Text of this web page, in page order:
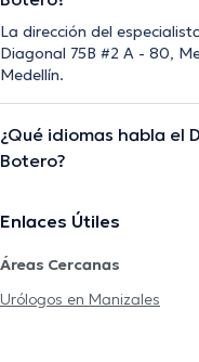
La dirección del
Diagonal 75B #2 A - 80,
Medellín.
¿Qué idiomas habla el
Botero?
Enlaces Útiles
Áreas Cercanas
Urólogos en Manizales